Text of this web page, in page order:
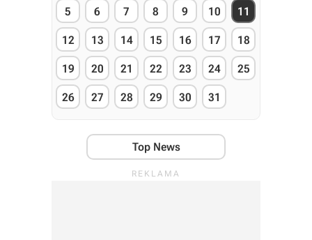
5 6 7 8 9 10 11
12 13 14 15 16 17 18
19 20 21 22 23 24 25
26 27 28 29 30 31
Top News